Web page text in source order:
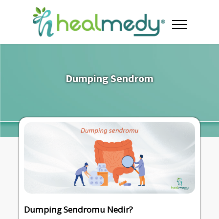
Dumping Sendrom
Dumping Sendromu Nedir?